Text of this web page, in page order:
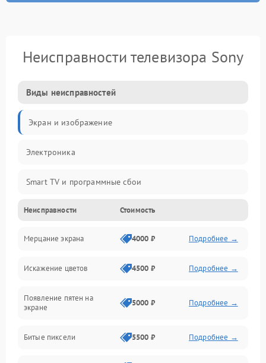
Неисправности телевизора Sony
Виды неисправностей
Экран и изображение
Электроника
Smart TV и программные сбои
Питание и запуск
Подсветка и LED-модули
Звук и аудиосистема
Сигнал и приём каналов
Неисправности Стоимость
Мерцание экрана 4000 ₽ Подробнее →
Искажение цветов 4500 ₽ Подробнее →
Появление пятен на
экране
5000 ₽ Подробнее →
Битые пиксели 5500 ₽ Подробнее →